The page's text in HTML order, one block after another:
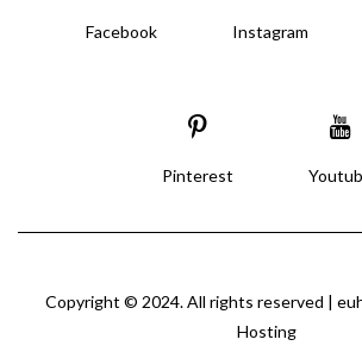
Facebook Instagram
Pinterest
Copyright © 2024. All rights reserved |
Hosting